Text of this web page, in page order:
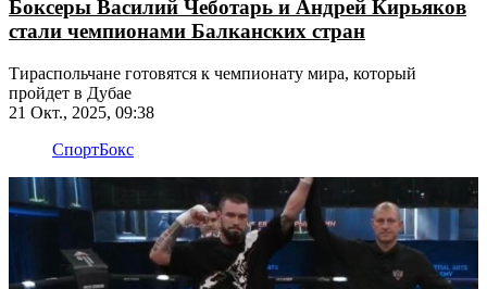
Боксеры Василий Чеботарь и Андрей Кирьяков
стали чемпионами Балканских стран
Тираспольчане готовятся к чемпионату мира, который
пройдет в Дубае
21 Окт., 2025, 09:38
СпортБокс